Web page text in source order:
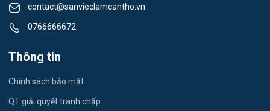
Tiếng Nhật
Tester
Việc làm Nhơn Ái
Việc làm Đông Thuận
Việc làm Trường Xuân
Việc làm Trường Thành
contact@sanvieclamcantho.vn
0766666672
Thông tin
Chính sách bảo mật
QT giải quyết tranh chấp